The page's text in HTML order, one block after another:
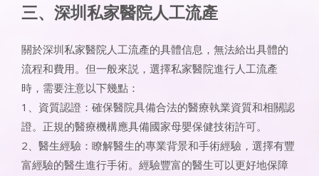
三、深圳私家醫院人工流產
關於深圳私家醫院人工流產的具體信息，無法給出具體的
流程和費用。但一般來説，選擇私家醫院進行人工流產
時，需要注意以下幾點：
1、資質認證：確保醫院具備合法的醫療執業資質和相關認
證。正規的醫療機構應具備國家母嬰保健技術許可。
2、醫生經驗：瞭解醫生的專業背景和手術經驗，選擇有豐
富經驗的醫生進行手術。經驗豐富的醫生可以更好地保障